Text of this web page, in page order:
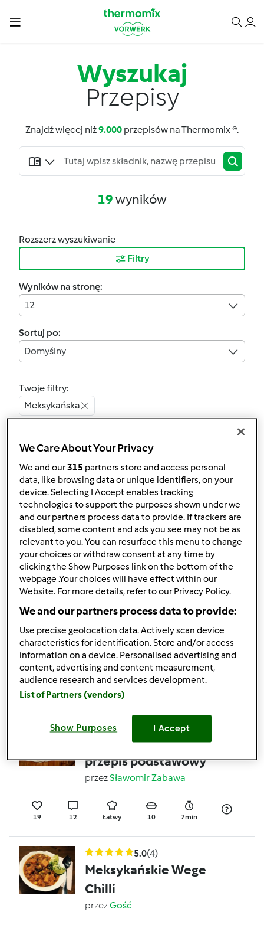
Wyszukaj
Przepisy
Znajdź więcej niż9.000 przepisów na Thermomix ®.
19wyników
Rozszerz wyszukiwanie
Filtry
Wyników na stronę:
12
Sortuj po:
Domyślny
Twoje filtry:
Meksykańska
4.6(21)
Fasolka czerwona -
gulasz meksykański
przezGość
26 21 1h 0min
4.7 (6)
Meksykańskie ciasto z
ciecierzycy
przez Gość
Łatwy
(4)
Moja tortilla pszenna -
przepis podstawowy
przezSławomir Zabawa
19 12 Łatwy 10 7min
5.0(4)
Meksykańskie Wege
Chilli
przezGość
We Care About Your Privacy
We and our315 partners store and access personal
data, like browsing data or unique identifiers, on your
device. Selecting I Accept enables tracking
technologies to support the purposes shown under we
and our partners process data to provide. If trackers are
disabled, some content and ads you see may not be as
relevant to you. You can resurface this menu to change
your choices or withdraw consent at any time by
clicking the Show Purposes link on the bottom of the
webpage .Your choices will have effect within our
Website. For more details, refer to our Privacy Policy.
We and our partners process data to provide:
Use precise geolocation data. Actively scan device
characteristics for identification. Store and/or access
information on a device. Personalised advertising and
content, advertising and content measurement,
audience research and services development.
List of Partners (vendors)
Show Purposes I Accept